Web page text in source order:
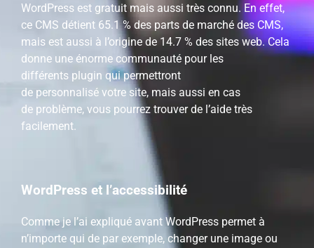
WordPress est gratuit mais aussi très connu. En effet,
ce CMS détient 65.1 % des parts de marché des CMS,
mais est aussi à l’origine de 14.7 % des sites web.Cela
donne une énorme communauté pour les
différents plugin qui permettront
de personnalisé votre site, mais aussi en cas
de problème, vous pourrez trouver de l’aide très
facilement.
WordPress et l’accessibilité
Comme je l’ai expliqué avant WordPress permet à
n’importe qui de par exemple, changer une image ou